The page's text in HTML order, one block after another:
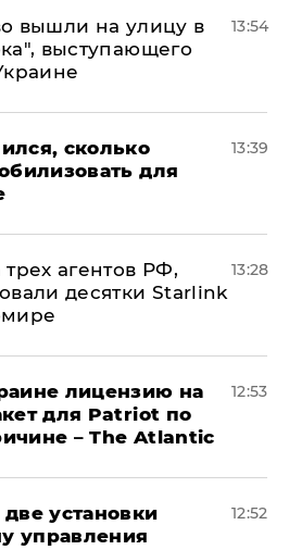
вышли на улицу в
выступающего
13:54
сколько
для
13:39
агентов РФ,
десятки Starlink
13:28
лицензию на
для Patriot по
– The Atlantic
12:53
установки
управления
12:52